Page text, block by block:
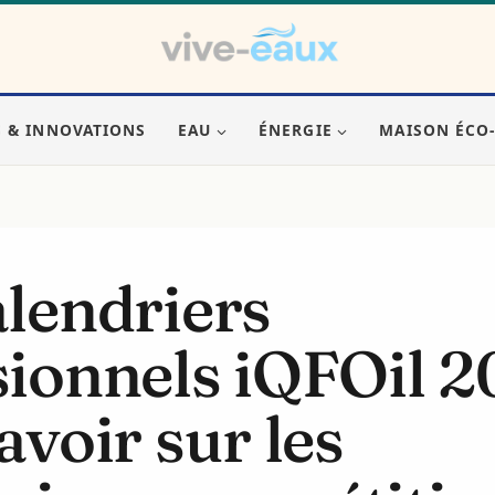
& INNOVATIONS EAU ÉNERGIE MAISON
iQFOil
sur les